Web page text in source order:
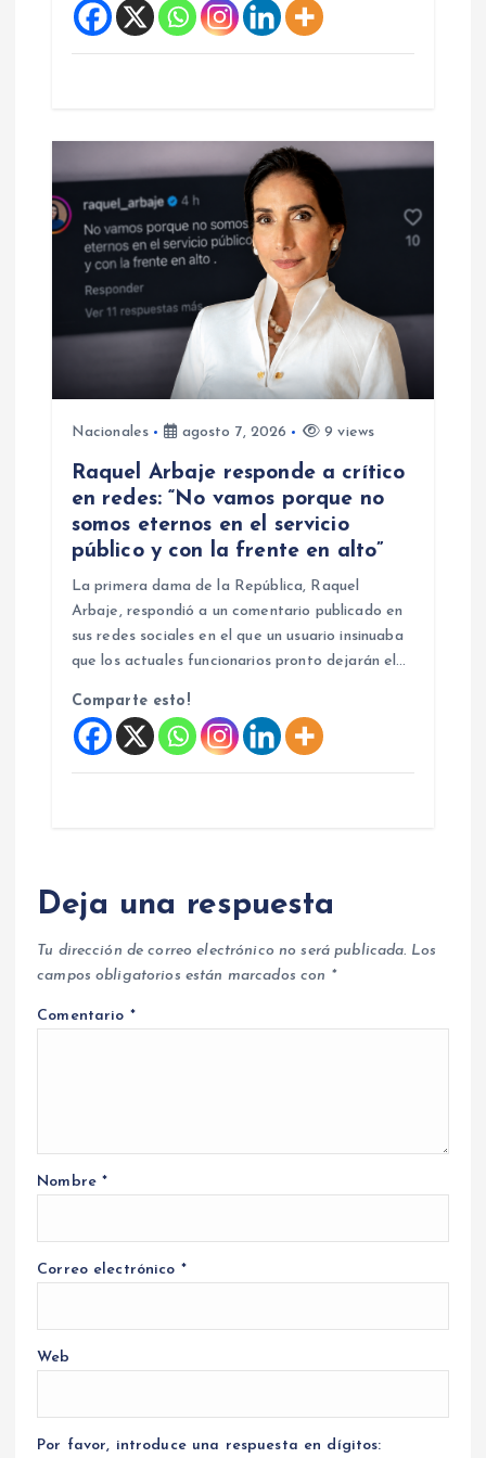
Nacionales agosto 7, 2026 9 views
Raquel Arbaje responde a crítico
en redes: “No vamos porque no
somos eternos en el servicio
público y con la frente en alto”
La primera dama de la República, Raquel
Arbaje, respondió a un comentario publicado en
sus redes sociales en el que un usuario insinuaba
que los actuales funcionarios pronto dejarán el…
Comparte esto!
Deja una respuesta
Tu dirección de correo electrónico no será publicada. Los
campos obligatorios están marcados con *
Comentario *
Nombre*
Correo electrónico *
Web
Por favor, introduce una respuesta en dígitos: